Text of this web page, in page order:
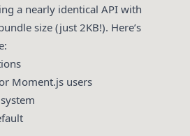
a nearly identical API with
size (just 2KB!). Here’s
Moment.js users